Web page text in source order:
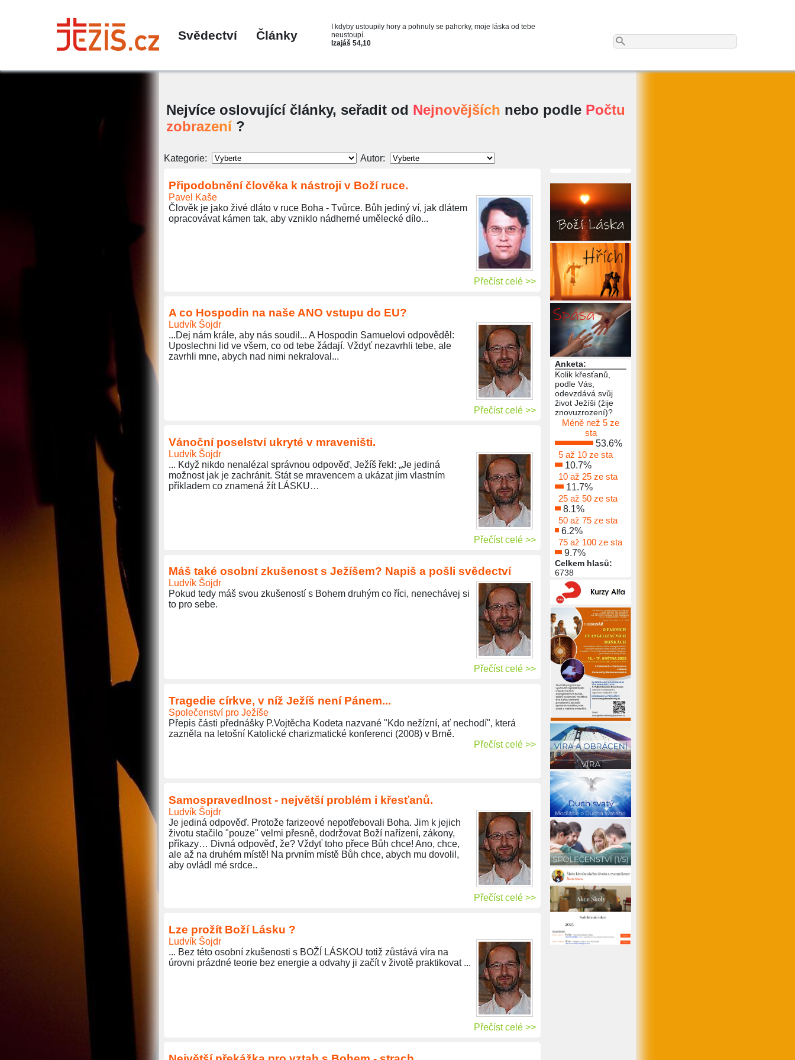
Svědectví Články
I kdyby ustoupily hory a pohnuly se pahorky, moje láska od tebe
neustoupí.
Izajáš 54,10
Nejvíce oslovující články, seřadit od Nejnovějších nebo podle Počtu
zobrazení?
Kategorie: Autor:
Připodobnění člověka k nástroji v Boží ruce.
Pavel Kaše
Člověk je jako živé dláto v ruce Boha - Tvůrce. Bůh jediný ví, jak dlátem
opracovávat kámen tak, aby vzniklo nádherné umělecké dílo...
Přečíst celé >>
A co Hospodin na naše ANO vstupu do EU?
Ludvík Šojdr
...Dej nám krále, aby nás soudil... A Hospodin Samuelovi odpověděl:
Uposlechni lid ve všem, co od tebe žádají. Vždyť nezavrhli tebe, ale
zavrhli mne, abych nad nimi nekraloval...
Přečíst celé >>
Vánoční poselství ukryté v mraveništi.
Ludvík Šojdr
... Když nikdo nenalézal správnou odpověď, Ježíš řekl: „Je jediná
možnost jak je zachránit. Stát se mravencem a ukázat jim vlastním
příkladem co znamená žít LÁSKU…
Přečíst celé >>
Máš také osobní zkušenost s Ježíšem? Napiš a pošli svědectví
Ludvík Šojdr
Pokud tedy máš svou zkušeností s Bohem druhým co říci, nenechávej si
to pro sebe.
Přečíst celé >>
Tragedie církve, v níž Ježíš není Pánem...
Společenství pro Ježíše
Přepis části přednášky P.Vojtěcha Kodeta nazvané "Kdo nežízní, ať nechodí", která
zazněla na letošní Katolické charizmatické konferenci (2008) v Brně.
Přečíst celé >>
Samospravedlnost - největší problém i křesťanů.
Ludvík Šojdr
Je jediná odpověď. Protože farizeové nepotřebovali Boha. Jim k jejich
životu stačilo "pouze" velmi přesně, dodržovat Boží nařízení, zákony,
příkazy… Divná odpověď, že? Vždyť toho přece Bůh chce! Ano, chce,
ale až na druhém místě! Na prvním místě Bůh chce, abych mu dovolil,
aby ovládl mé srdce..
Přečíst celé >>
Lze prožít Boží Lásku ?
Ludvík Šojdr
... Bez této osobní zkušenosti s BOŽÍ LÁSKOU totiž zůstává víra na
úrovni prázdné teorie bez energie a odvahy ji začít v životě praktikovat ...
Přečíst celé >>
Anketa:
Kolik křesťanů,
podle Vás,
odevzdává svůj
život Ježíši (žije
znovuzrození)?
Méně než 5 ze
sta
53.6%
5 až 10 ze sta
10.7%
10 až 25 ze sta
11.7%
25 až 50 ze sta
8.1%
50 až 75 ze sta
6.2%
75 až 100 ze sta
9.7%
Celkem hlasů:
6738